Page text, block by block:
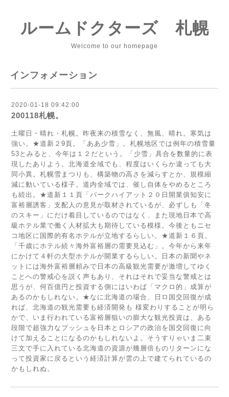
ルームドクターズ 札幌
Welcome to our homepage
インフォメーション
2020-01-18 09:42:00
200118札幌。
土曜日・晴れ・札幌。昨夜来の積雪なく、無風、晴れ。寒気は
強い。★道新２9頁。「ああ少雪」。札幌地区では例年の積雪量
53とみると、今年は１２だという。「少雪」具合を数量的に表
現したありよう。北海道全域でも、程度はいくらか違っても大
同小異。札幌雪まつりも、構築物の高さを減らすとか、規模縮
減に動いている様子。道内全域では、催し自体をやめるところ
も続出。★道新１１頁「パークハイアット２０日開業俱知安に
富裕層誘客」支配人の意見が取材されているが、必ずしも「冬
のスキー」にだけ着目しているのではなく、また現地日本で高
級ホテル業で働く人材拡大も期待している模様。今後ともニセ
コ地区に国際的有名ホテルが立地するらしい。★道新１６頁。
「千歳にホテル続々海外富裕層の需要見込む」。今年から来年
にかけて４軒の大型ホテルが開業するらしい。日本の新聞やネ
ットには海外富裕層頼みで日本の高級観光需要が激増してゆく
ことへの警戒心を説く声もあり、それはそれで妥当な警戒とは
思うが、何百億円と投資する側にはいわば「マクロ的」成算が
あるのかもしれない。★なに北海道の場合、日ロ国交回復が成
れば、北海道の観光需要も経済開発も 様変わりすることが明ら
かで、いま行われている富裕層狙いの膨大な観光投資は、ある
段階で超強力なプッシュを日本とロシアの政治を国交回復に向
けて加えることになるのかもしれないよ。そうすりゃいま二束
三文で手に入れている北海道の資源が幾層倍ものリターンにな
って投資家に戻るという経済計算が雲の上で建てられているの
かもしれぬ。